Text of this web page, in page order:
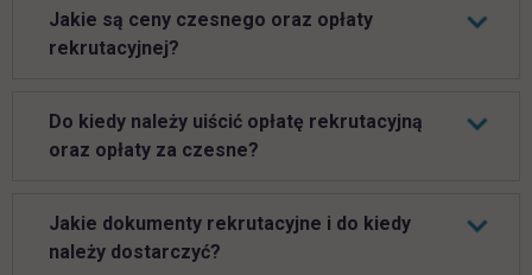
Jakie są ceny czesnego oraz opłaty
rekrutacyjnej?
Do kiedy należy uiścić opłatę rekrutacyjną
oraz opłaty za czesne?
Jakie dokumenty rekrutacyjne i do kiedy
należy dostarczyć?